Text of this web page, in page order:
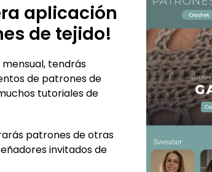
aplicación
de tejido!
tendrás
de patrones de
tutoriales de
patrones de otras
invitados de